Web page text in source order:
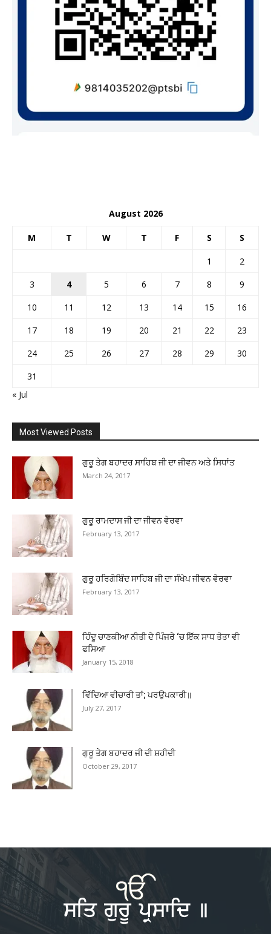
August 2026
M T W T F S S
1
2
3
4 5 6 7 8
9
10
11 12 13 14 15
16
17
18 19 20 21 22
23
24
25 26 27 28 29
30
31
« Jul
Most Viewed Posts
ਗੁਰੂ ਤੇਗ ਬਹਾਦਰ ਸਾਹਿਬ ਜੀ ਦਾ ਜੀਵਨ ਅਤੇ ਸਿਧਾਂਤ
March 24, 2017
ਗੁਰੂ ਰਾਮਦਾਸ ਜੀ ਦਾ ਜੀਵਨ ਵੇਰਵਾ
February 13, 2017
ਗੁਰੂ ਹਰਿਗੋਬਿੰਦ ਸਾਹਿਬ ਜੀ ਦਾ ਸੰਖੇਪ ਜੀਵਨ ਵੇਰਵਾ
February 13, 2017
ਹਿੰਦੂ ਚਾਣਕੀਆ ਨੀਤੀ ਦੇ ਪਿੰਜਰੇ ‘ਚ ਇੱਕ ਸਾਧ ਤੋਤਾ ਵੀ
ਫਸਿਆ
January 15, 2018
ਵਿੱਦਿਆ ਵੀਚਾਰੀ ਤਾਂ; ਪਰਉਪਕਾਰੀ॥
July 27, 2017
ਗੁਰੂ ਤੇਗ ਬਹਾਦਰ ਜੀ ਦੀ ਸ਼ਹੀਦੀ
October 29, 2017